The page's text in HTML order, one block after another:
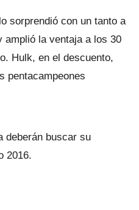
sorprendió con un tanto a
amplió la ventaja a los 30
Hulk, en el descuento,
pentacampeones
deberán buscar su
2016.